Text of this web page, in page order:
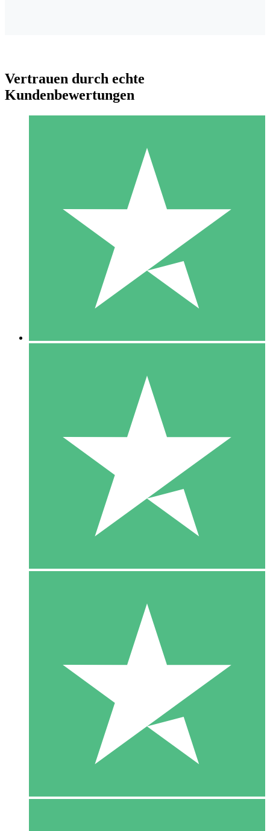
Individuelle Credit-Pakete
Zahlen Sie nach Bedarf mit Download-Credits. Keine
monatliche Verpflichtung erforderlich.
10 00
10 Downloads
20 00
Vertrauen durch echte
Kundenbewertungen